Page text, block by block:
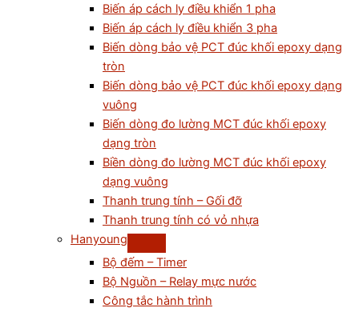
Biến áp cách ly điều khiển 1 pha
Biến áp cách ly điều khiển 3 pha
Biến dòng bảo vệ PCT đúc khối epoxy dạng
tròn
Biến dòng bảo vệ PCT đúc khối epoxy dạng
vuông
Biến dòng đo lường MCT đúc khối epoxy
dạng tròn
Biền dòng đo lường MCT đúc khối epoxy
dạng vuông
Thanh trung tính – Gối đỡ
Thanh trung tính có vỏ nhựa
Hanyoung
Bộ đếm – Timer
Bộ Nguồn – Relay mực nước
Công tắc hành trình